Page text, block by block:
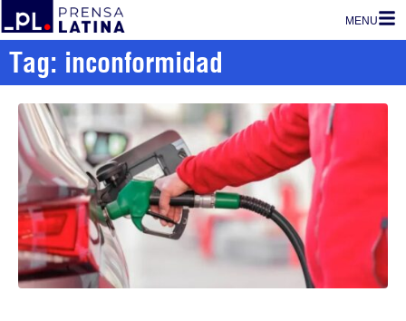
MENU
Tag: inconformidad